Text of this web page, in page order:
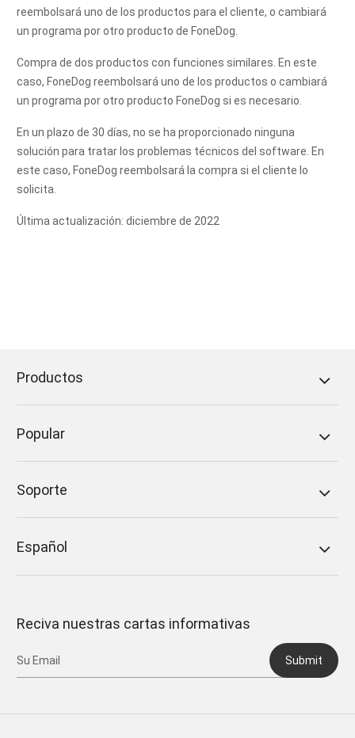
reembolsará uno de los productos para el cliente, o cambiará
un programa por otro producto de FoneDog.
Compra de dos productos con funciones similares. En este
caso, FoneDog reembolsará uno de los productos o cambiará
un programa por otro producto FoneDog si es necesario.
En un plazo de 30 días, no se ha proporcionado ninguna
solución para tratar los problemas técnicos del software. En
este caso, FoneDog reembolsará la compra si el cliente lo
solicita.
Última actualización: diciembre de 2022
Productos
Popular
Soporte
Español
Reciva nuestras cartas informativas
Submit